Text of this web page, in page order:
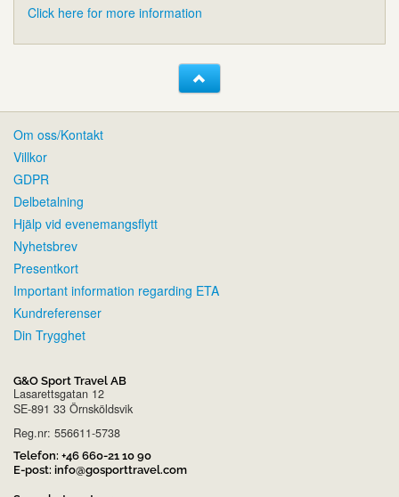
Click here for more information
Om oss/Kontakt
Villkor
GDPR
Delbetalning
Hjälp vid evenemangsflytt
Nyhetsbrev
Presentkort
Important information regarding ETA
Kundreferenser
Din Trygghet
G&O Sport Travel AB
Lasarettsgatan 12
SE-891 33 Örnsköldsvik
Reg.nr: 556611-5738
Telefon: +46 660-21 10 90
E-post: info@gosporttravel.com